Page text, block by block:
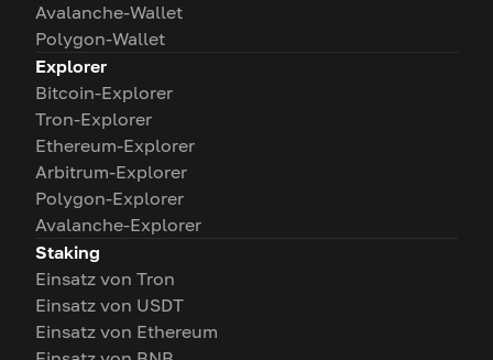
Avalanche-Wallet
Polygon-Wallet
Explorer
Bitcoin-Explorer
Tron-Explorer
Ethereum-Explorer
Arbitrum-Explorer
Polygon-Explorer
Avalanche-Explorer
Staking
Einsatz von Tron
Einsatz von USDT
Einsatz von Ethereum